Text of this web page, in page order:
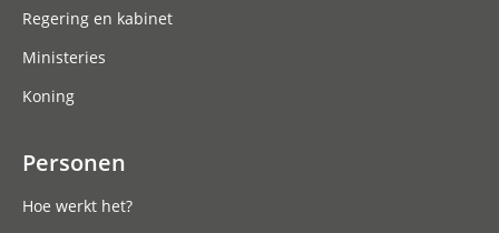
Regering en kabinet
Ministeries
Koning
Personen
Hoe werkt het?